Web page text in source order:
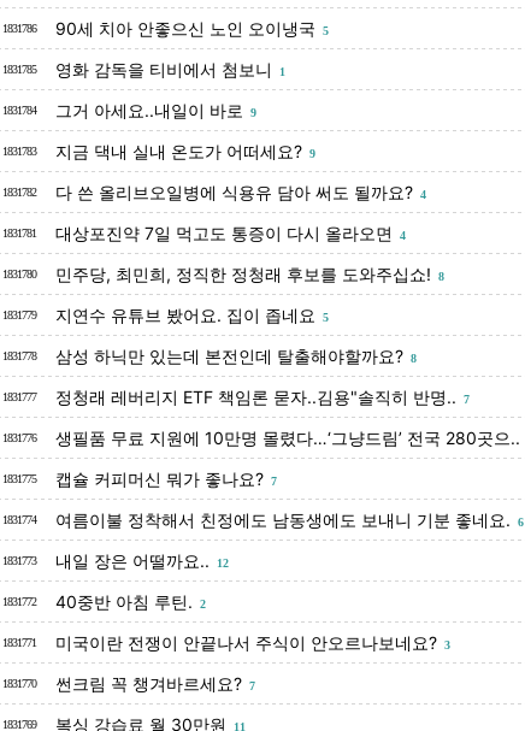
1831786 90세 치아 안좋으신 노인 오이냉국 5
1831785 영화 감독을 티비에서 첨보니 1
1831784 그거 아세요..내일이 바로 9
1831783 지금 댁내 실내 온도가 어떠세요? 9
1831782 다 쓴 올리브오일병에 식용유 담아 써도 될까요? 4
1831781 대상포진약 7일 먹고도 통증이 다시 올라오면 4
1831780 민주당, 최민희, 정직한 정청래 후보를 도와주십쇼! 8
1831779 지연수 유튜브 봤어요. 집이 좁네요 5
1831778 삼성 하닉만 있는데 본전인데 탈출해야할까요? 8
1831777 정청래 레버리지 ETF 책임론 묻자..김용"솔직히 반명.. 7
1831776 생필품 무료 지원에 10만명 몰렸다…‘그냥드림’ 전국 280곳으..
1831775 캡슐 커피머신 뭐가 좋나요? 7
1831774 여름이불 정착해서 친정에도 남동생에도 보내니 기분 좋네요. 6
1831773 내일 장은 어떨까요.. 12
1831772 40중반 아침 루틴. 2
1831771 미국이란 전쟁이 안끝나서 주식이 안오르나보네요? 3
1831770 썬크림 꼭 챙겨바르세요? 7
1831769 복싱 강습료 월 30만원 11